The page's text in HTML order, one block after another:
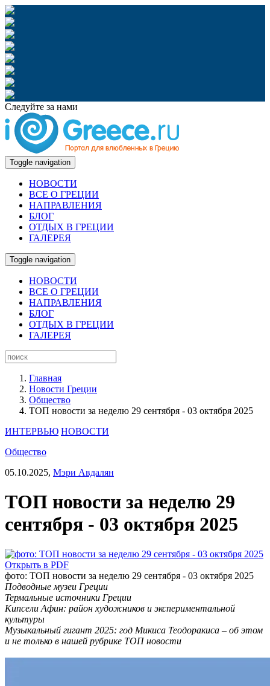
Следуйте за нами
Toggle navigation
НОВОСТИ
ВСЕ О ГРЕЦИИ
НАПРАВЛЕНИЯ
БЛОГ
ОТДЫХ В ГРЕЦИИ
ГАЛЕРЕЯ
Toggle navigation
НОВОСТИ
ВСЕ О ГРЕЦИИ
НАПРАВЛЕНИЯ
БЛОГ
ОТДЫХ В ГРЕЦИИ
ГАЛЕРЕЯ
Главная
Новости Греции
Общество
ТОП новости за неделю 29 сентября - 03 октября 2025
ИНТЕРВЬЮ НОВОСТИ
Общество
05.10.2025, Мэри Авдалян
ТОП новости за неделю 29
сентября - 03 октября 2025
Открыть в PDF
фото: ТОП новости за неделю 29 сентября - 03 октября 2025
Подводные музеи Греции
Термальные источники Греции
Кипсели Афин: район художников и экспериментальной
культуры
Музыкальный гигант 2025: год Микиса Теодоракиса – об этом
и не только в нашей рубрике ТОП новости